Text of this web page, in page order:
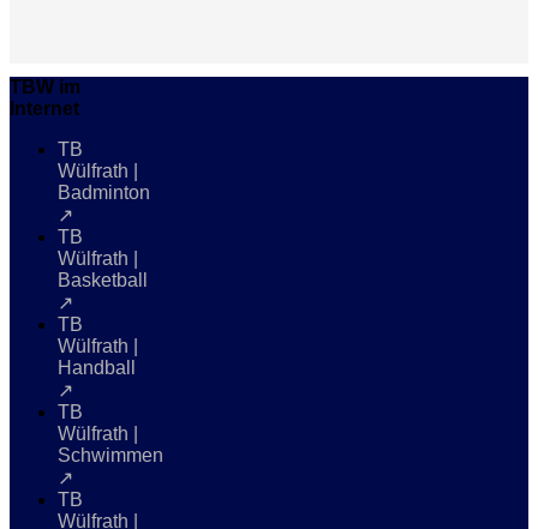
TBW im
Internet
TB
Wülfrath |
Badminton
↗
TB
Wülfrath |
Basketball
↗
TB
Wülfrath |
Handball
↗
TB
Wülfrath |
Schwimmen
↗
TB
Wülfrath |